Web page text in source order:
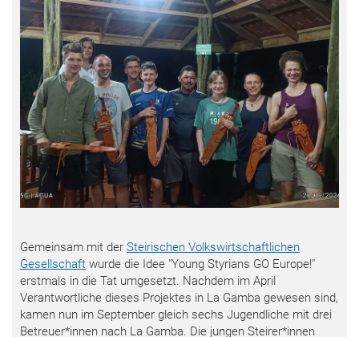
Gemeinsam mit der Steirischen Volkswirtschaftlichen
Gesellschaft wurde die Idee "Young Styrians GO Europe!"
erstmals in die Tat umgesetzt. Nachdem im April
Verantwortliche dieses Projektes in La Gamba gewesen sind,
kamen nun im September gleich sechs Jugendliche mit drei
Betreuer*innen nach La Gamba. Die jungen Steirer*innen